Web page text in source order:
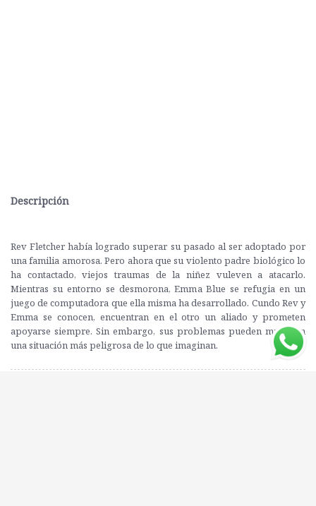
Descripción
Rev Fletcher había logrado superar su pasado al ser adoptado por
una familia amorosa. Pero ahora que su violento padre biológico lo
ha contactado, viejos traumas de la niñez vuleven a atacarlo.
Mientras su entorno se desmorona, Emma Blue se refugia en un
juego de computadora que ella misma ha desarrollado. Cundo Rev y
Emma se conocen, encuentran en el otro un aliado y prometen
apoyarse siempre. Sin embargo, sus problemas pueden mutar en
una situación más peligrosa de lo que imaginan.